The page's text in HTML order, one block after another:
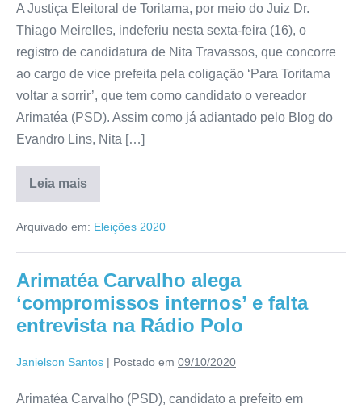
A Justiça Eleitoral de Toritama, por meio do Juiz Dr.
Thiago Meirelles, indeferiu nesta sexta-feira (16), o
registro de candidatura de Nita Travassos, que concorre
ao cargo de vice prefeita pela coligação ‘Para Toritama
voltar a sorrir’, que tem como candidato o vereador
Arimatéa (PSD). Assim como já adiantado pelo Blog do
Evandro Lins, Nita […]
Leia mais
Arquivado em: Eleições 2020
Arimatéa Carvalho alega
‘compromissos internos’ e falta
entrevista na Rádio Polo
Janielson Santos | Postado em 09/10/2020
Arimatéa Carvalho (PSD), candidato a prefeito em